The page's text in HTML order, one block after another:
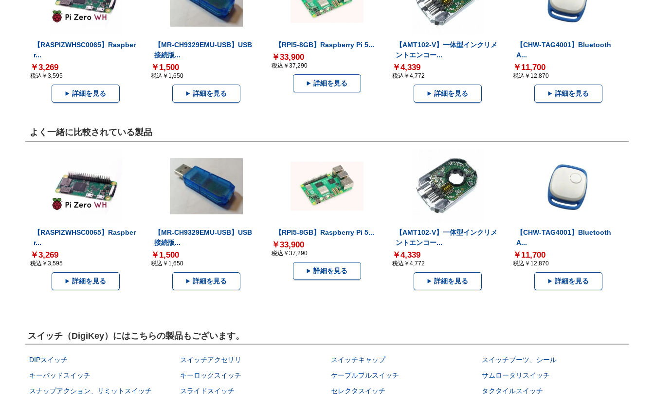
【RASPIZWHSC0065】Raspber
r...
￥3,269
税込￥3,595
詳細を見る
【MR-CH9329EMU-USB】USB
接続版...
￥1,500
税込￥1,650
詳細を見る
【RPI5-8GB】Raspberry Pi 5...
￥33,900
税込￥37,290
詳細を見る
【AMT102-V】一体型インクリメ
ントエンコー...
￥4,339
税込￥4,772
詳細を見る
【CHW-TAG4001】Bluetooth
A...
￥11,700
税込￥12,870
詳細を見る
よく一緒に比較されている製品
【RASPIZWHSC0065】Raspber
r...
￥3,269
税込￥3,595
詳細を見る
【MR-CH9329EMU-USB】USB
接続版...
￥1,500
税込￥1,650
詳細を見る
【RPI5-8GB】Raspberry Pi 5...
￥33,900
税込￥37,290
詳細を見る
【AMT102-V】一体型インクリメ
ントエンコー...
￥4,339
税込￥4,772
詳細を見る
【CHW-TAG4001】Bluetooth
A...
￥11,700
税込￥12,870
詳細を見る
スイッチ（DigiKey）にはこちらの製品もございます。
DIPスイッチ スイッチアクセサリ スイッチキャップ
スイッチブーツ、シール
キーパッドスイッチ
キーロックスイッチ ケーブルプルスイッチ
サムロータリスイッチ
スナップアクション、リミットスイッチ
スライドスイッチ セレクタスイッチ
タクタイルスイッチ